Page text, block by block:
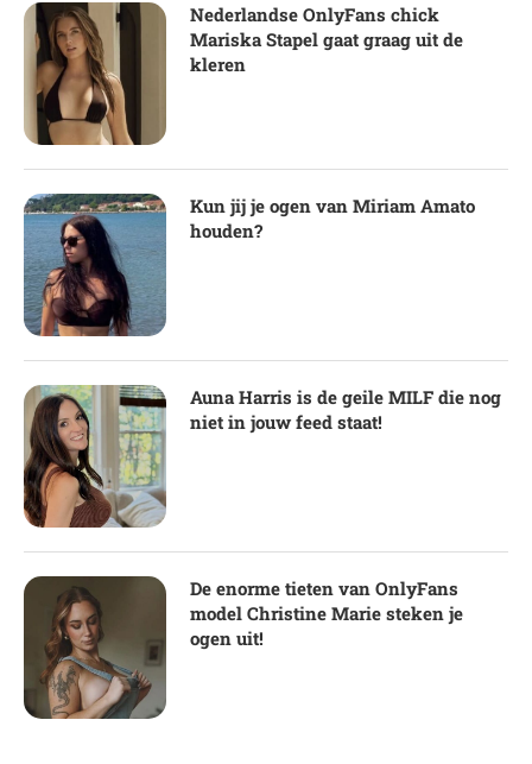
Nederlandse OnlyFans chick
Mariska Stapel gaat graag uit de
kleren
Kun jij je ogen van Miriam Amato
houden?
Auna Harris is de geile MILF die nog
niet in jouw feed staat!
De enorme tieten van OnlyFans
model Christine Marie steken je
ogen uit!